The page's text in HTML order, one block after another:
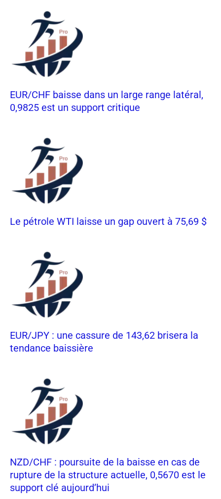
EUR/CHF baisse dans un large range latéral,
0,9825 est un support critique
Le pétrole WTI laisse un gap ouvert à 75,69 $
EUR/JPY : une cassure de 143,62 brisera la
tendance baissière
NZD/CHF : poursuite de la baisse en cas de
rupture de la structure actuelle, 0,5670 est le
support clé aujourd’hui